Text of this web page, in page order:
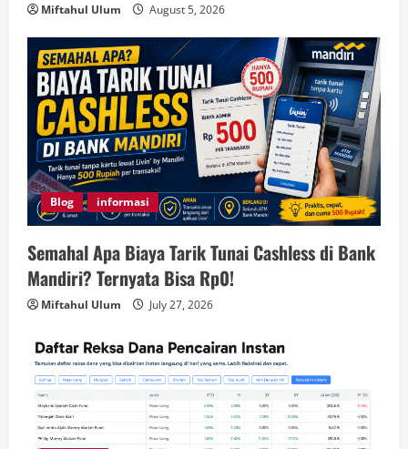
Miftahul Ulum August 5, 2026
Blog informasi
Semahal Apa Biaya Tarik Tunai Cashless di Bank
Mandiri? Ternyata Bisa Rp0!
Miftahul Ulum July 27, 2026